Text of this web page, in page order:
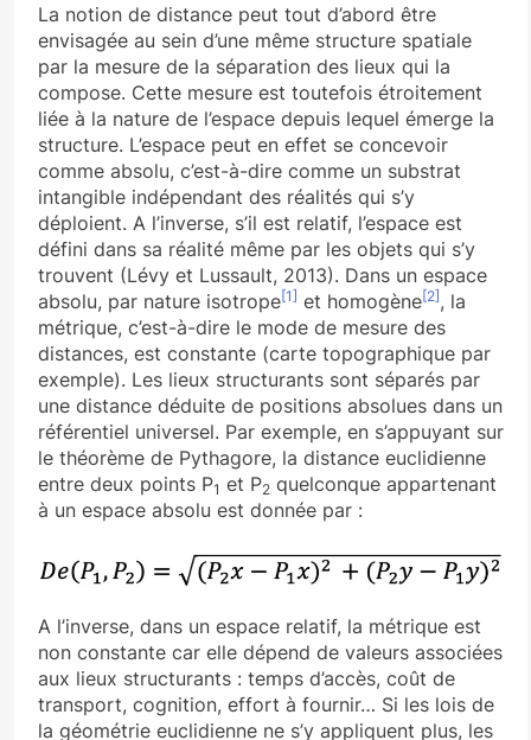
La notion de distance peut tout d’abord être
envisagée au sein d’une même structure spatiale
par la mesure de la séparation des lieux qui la
compose. Cette mesure est toutefois étroitement
liée à la nature de l’espace depuis lequel émerge la
structure. L’espace peut en effet se concevoir
comme absolu, c’est-à-dire comme un substrat
intangible indépendant des réalités qui s’y
déploient. A l’inverse, s’il est relatif, l’espace est
défini dans sa réalité même par les objets qui s’y
trouvent (Lévy et Lussault, 2013). Dans un espace
absolu, par nature isotrope[1] et homogène[2], la
métrique, c’est-à-dire le mode de mesure des
distances, est constante (carte topographique par
exemple). Les lieux structurants sont séparés par
une distance déduite de positions absolues dans un
référentiel universel. Par exemple, en s’appuyant sur
le théorème de Pythagore, la distance euclidienne
entre deux points P1 et P2 quelconque appartenant
à un espace absolu est donnée par :
A l’inverse, dans un espace relatif, la métrique est
non constante car elle dépend de valeurs associées
aux lieux structurants : temps d’accès, coût de
transport, cognition, effort à fournir… Si les lois de
la géométrie euclidienne ne s’y appliquent plus, les